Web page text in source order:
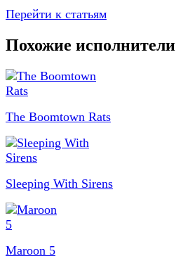
Перейти к статьям
Похожие исполнители
The Boomtown Rats
Sleeping With Sirens
Maroon 5